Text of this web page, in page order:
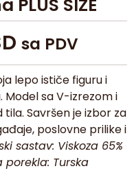
00:12
SIZE
sa PDV
lepo ističe figuru i
sa V-izrezom i
Savršen je izbor za
poslovne prilike i
sastav: Viskoza 65%
porekla: Turska